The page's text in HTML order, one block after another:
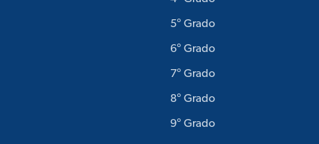
5° Grado
6° Grado
7° Grado
8° Grado
9° Grado